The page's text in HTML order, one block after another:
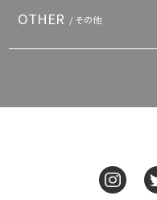
OTHER / その他